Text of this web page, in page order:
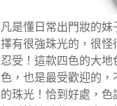
凡是懂日常出門妝的
擇有很強珠光的，很
忍受！這款四色的大
色，也是最受歡迎的
的珠光！恰到好處，